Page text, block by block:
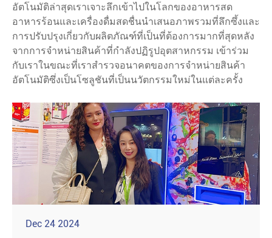
อัตโนมัติล่าสุดเราเจาะลึกเข้าไปในโลกของอาหารสด
อาหารร้อนและเครื่องดื่มสดชื่นนำเสนอภาพรวมที่ลึกซึ้งและ
การปรับปรุงเกี่ยวกับผลิตภัณฑ์ที่เป็นที่ต้องการมากที่สุดหลัง
จากการจำหน่ายสินค้าที่กำลังปฏิรูปอุตสาหกรรม เข้าร่วม
กับเราในขณะที่เราสำรวจอนาคตของการจำหน่ายสินค้า
อัตโนมัติซึ่งเป็นโซลูชันที่เป็นนวัตกรรมใหม่ในแต่ละครั้ง
Dec 24 2024